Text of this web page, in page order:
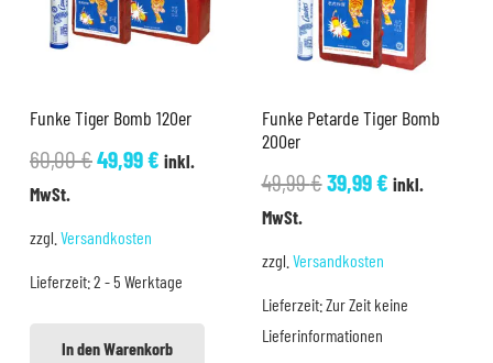
Funke Tiger Bomb 120er
60,00€Ursprünglicher
49,99€Aktueller
inkl.
MwSt.
zzgl. Versandkosten
Lieferzeit:2 - 5 Werktage
In den Warenkorb
Funke Petarde Tiger Bomb
200er
49,99€Ursprünglicher
39,99€Aktueller
inkl.
MwSt.
zzgl. Versandkosten
Lieferzeit:Zur Zeit keine
Lieferinformationen